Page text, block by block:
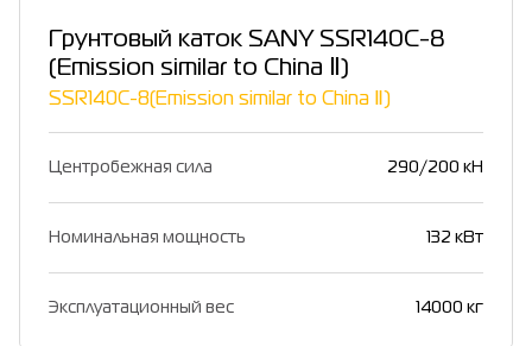
Грунтовый каток SANY SSR140C-8
(Emission similar to China Ⅱ)
SSR140C-8(Emission similar to China Ⅱ)
Центробежная сила 290/200 кН
Номинальная мощность 132 кВт
Эксплуатационный вес 14000 кг